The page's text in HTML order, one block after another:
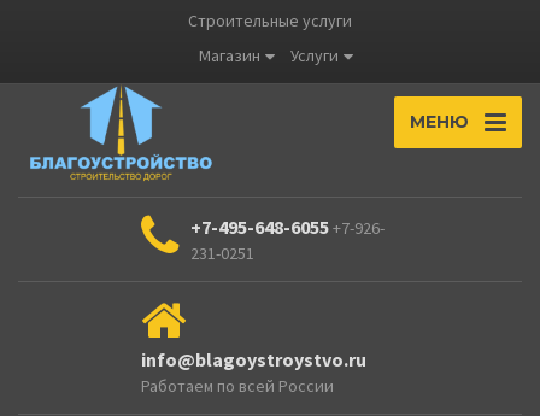
Строительные услуги
Магазин
Услуги
МЕНЮ
+7-495-648-6055+7-926-
231-0251
info@blagoystroystvo.ru
Работаем по всей России